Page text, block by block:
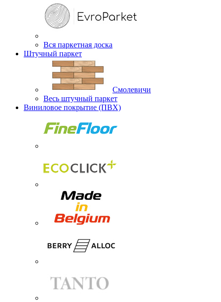
Вся паркетная доска
Штучный паркет
Смолевичи
Весь штучный паркет
Виниловое покрытие (ПВХ)